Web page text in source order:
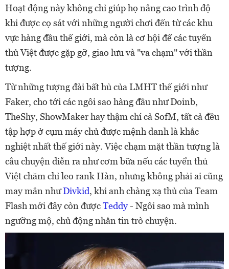
Hoạt động này không chỉ giúp họ nâng cao trình độ
khi được cọ sát với những người chơi đến từ các khu
vực hàng đầu thế giới, mà còn là cơ hội để các tuyển
thủ Việt được gặp gỡ, giao lưu và "va chạm" với thần
tượng.
Từ những tượng đài bất hủ của LMHT thế giới như
Faker, cho tới các ngôi sao hàng đầu như Doinb,
TheShy, ShowMaker hay thậm chí cả SofM, tất cả đều
tập hợp ở cụm máy chủ được mệnh danh là khắc
nghiệt nhất thế giới này. Việc chạm mặt thần tượng là
câu chuyện diễn ra như cơm bữa nếu các tuyển thủ
Việt chăm chỉ leo rank Hàn, nhưng không phải ai cũng
may mắn nhưDivkid, khi anh chàng xạ thủ của Team
Flash mới đây còn đượcTeddy- Ngôi sao mà mình
ngưỡng mộ, chủ động nhắn tin trò chuyện.